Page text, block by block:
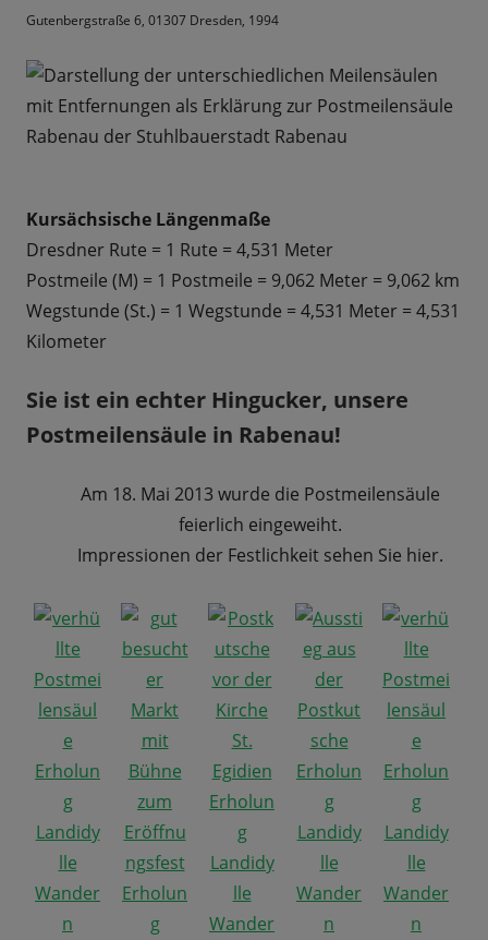
Gutenbergstraße 6, 01307 Dresden, 1994
Kursächsische Längenmaße
Dresdner Rute = 1 Rute = 4,531 Meter
Postmeile (M) = 1 Postmeile = 9,062 Meter = 9,062 km
Wegstunde (St.) = 1 Wegstunde = 4,531 Meter = 4,531
Kilometer
Sie ist ein echter Hingucker, unsere
Postmeilensäule in Rabenau!
Am 18. Mai 2013 wurde die Postmeilensäule
feierlich eingeweiht.
Impressionen der Festlichkeit sehen Sie hier.